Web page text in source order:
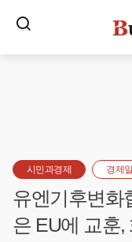
시민과경제 경제
유엔기후변화
은 EU에 교훈